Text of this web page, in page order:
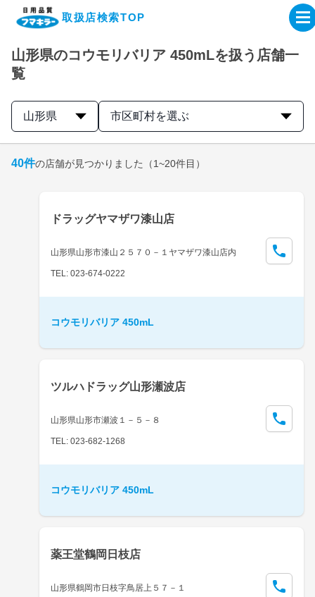
取扱店検索TOP
企業・IR情報サイト
製品情報サイト
取扱店検索はこちら
山形県のコウモリバリア 450mLを扱う店舗一
覧
山形県 市区町村を選ぶ
40件の店舗が見つかりました （1~20件目）
ドラッグヤマザワ漆山店
山形県山形市漆山２５７０－１ヤマザワ漆山店内
TEL: 023-674-0222
コウモリバリア 450mL
ツルハドラッグ山形瀬波店
山形県山形市瀬波１－５－８
TEL: 023-682-1268
コウモリバリア 450mL
薬王堂鶴岡日枝店
山形県鶴岡市日枝字鳥居上５７－１